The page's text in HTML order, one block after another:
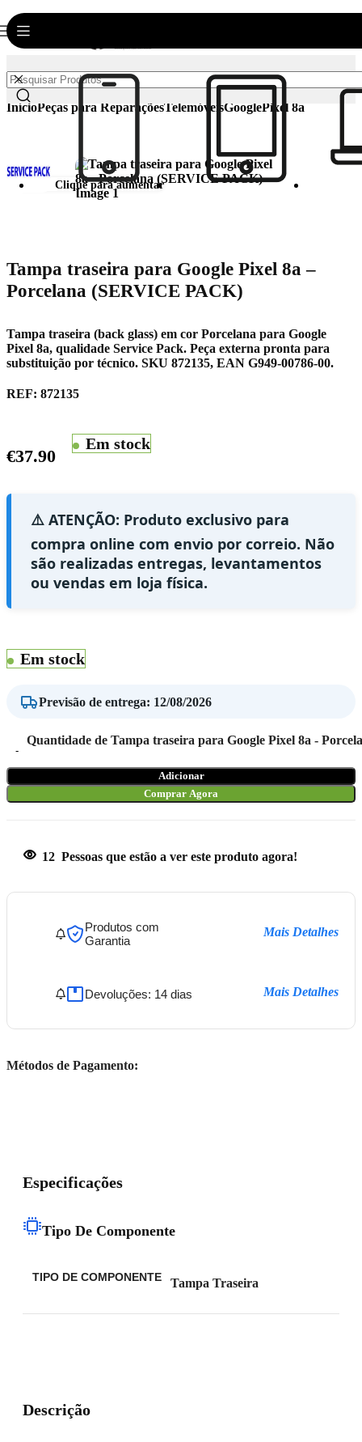
InícioPeças para ReparaçõesTelemóveisGooglePixel 8a
Clique para aumentar
Tampa traseira para Google Pixel 8a –
Porcelana (SERVICE PACK)
Tampa traseira (back glass) em cor Porcelana para Google
Pixel 8a, qualidade Service Pack. Peça externa pronta para
substituição por técnico. SKU 872135, EAN G949-00786-00.
REF: 872135
€37.90
Em stock
⚠️ ATENÇÃO: Produto exclusivo para
compra online com envio por correio. Não
são realizadas entregas, levantamentos
ou vendas em loja física.
Em stock
Previsão de entrega: 12/08/2026
Quantidade de Tampa traseira para Google Pixel 8a -
Adicionar
Comprar Agora
12 Pessoas que estão a ver este produto agora!
Produtos com
Garantia
Mais Detalhes
Devoluções: 14 dias Mais Detalhes
Métodos de Pagamento:
Descrição
Especificações
Tipo De Componente
TIPO DE COMPONENTE Tampa Traseira